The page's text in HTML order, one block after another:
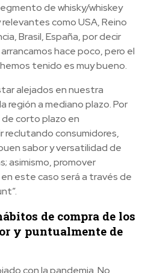
de whisky/whiskey
como USA, Reino
Brasil, España, por decir
hace poco, pero el
tenido es muy bueno.
alejados en nuestra
región a mediano plazo. Por
corto plazo en
reclutando consumidores,
sabor y versatilidad de
asimismo, promover
este caso será a través de
de compra de los
y puntualmente de
con la pandemia. No